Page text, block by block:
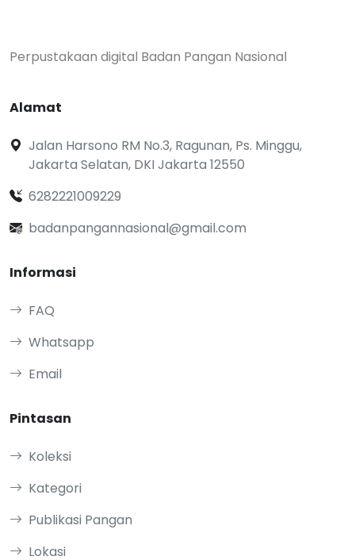
Perpustakaan digital Badan Pangan Nasional
Alamat
Jalan Harsono RM No.3, Ragunan, Ps. Minggu,
Jakarta Selatan, DKI Jakarta 12550
6282221009229
badanpangannasional@gmail.com
Informasi
FAQ
Whatsapp
Email
Pintasan
Koleksi
Kategori
Publikasi Pangan
Lokasi